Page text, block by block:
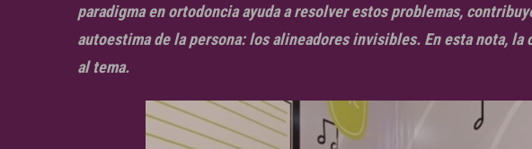
paradigma en ortodoncia ayuda a resolver estos problemas,
autoestima de la persona: los alineadores invisibles. En esta nota,
al tema.